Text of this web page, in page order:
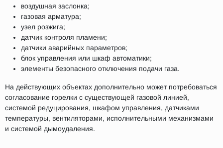
воздушная заслонка;
газовая арматура;
узел розжига;
датчик контроля пламени;
датчики аварийных параметров;
блок управления или шкаф автоматики;
элементы безопасного отключения подачи газа.
На действующих объектах дополнительно может потребоваться
согласование горелки с существующей газовой линией,
системой редуцирования, шкафом управления, датчиками
температуры, вентиляторами, исполнительными механизмами
и системой дымоудаления.